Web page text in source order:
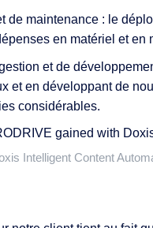
de maintenance : le
en matériel et en
et de
et en développant de
considérables.
Intelligent Content